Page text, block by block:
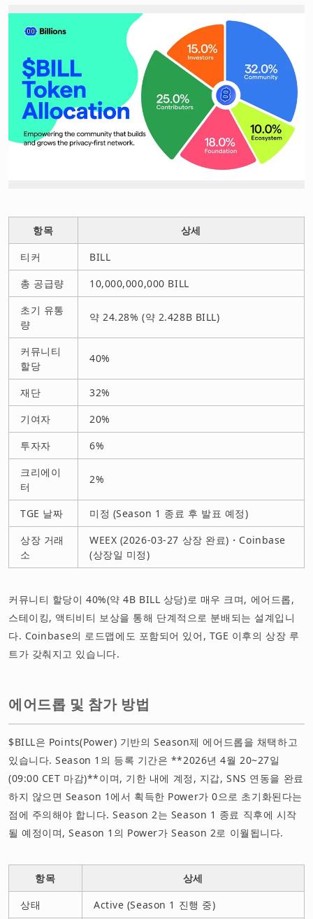
항목
상세
티커
BILL
총 공급량
10,000,000,000 BILL
초기 유통
량
약 24.28% (약 2.428B BILL)
커뮤니티
할당
40%
재단
32%
기여자
20%
투자자
6%
크리에이
터
2%
TGE 날짜
미정 (Season 1 종료 후 발표 예정)
상장 거래
소
WEEX (2026-03-27 상장 완료)・Coinbase
(상장일 미정)
커뮤니티 할당이 40%(약 4B BILL 상당)로 매우 크며, 에어드롭,
스테이킹, 액티비티 보상을 통해 단계적으로 분배되는 설계입니
다. Coinbase의 로드맵에도 포함되어 있어, TGE 이후의 상장 루
트가 갖춰지고 있습니다.
에어드롭 및 참가 방법
$BILL은 Points(Power) 기반의 Season제 에어드롭을 채택하고
있습니다. Season 1의 등록 기간은 **2026년 4월 20~27일
(09:00 CET 마감)**이며, 기한 내에 계정, 지갑, SNS 연동을 완료
하지 않으면 Season 1에서 획득한 Power가 0으로 초기화된다는
점에 주의해야 합니다. Season 2는 Season 1 종료 직후에 시작
될 예정이며, Season 1의 Power가 Season 2로 이월됩니다.
항목
상세
상태
Active (Season 1 진행 중)